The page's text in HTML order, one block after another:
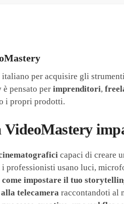
italiano per acquisire gli
è pensato perimprenditori,
i propri prodotti.
VideoMastery
capaci di creare
i professionisti usano luci,
come impostare il tuo
telecamera raccontandoti al